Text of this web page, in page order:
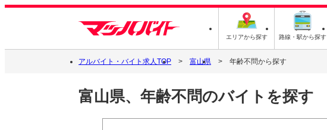
エリアから探す 路線・駅から探す
アルバイト・バイト求人TOP 富山県 年齢不問から探す
富山県、年齢不問のバイトを探す